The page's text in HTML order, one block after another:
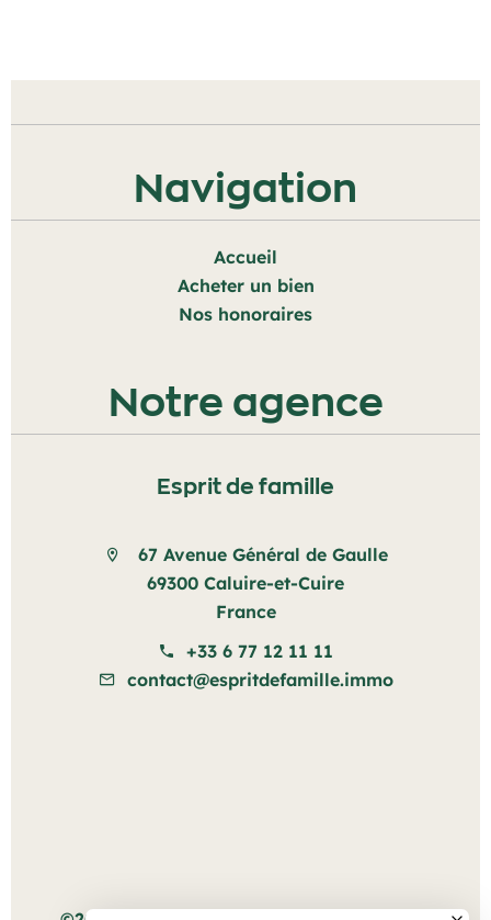
Navigation
Accueil
Acheter un bien
Nos honoraires
Notre agence
Esprit de famille
67 Avenue Général de Gaulle
69300 Caluire-et-Cuire
France
+33 6 77 12 11 11
contact@espritdefamille.immo